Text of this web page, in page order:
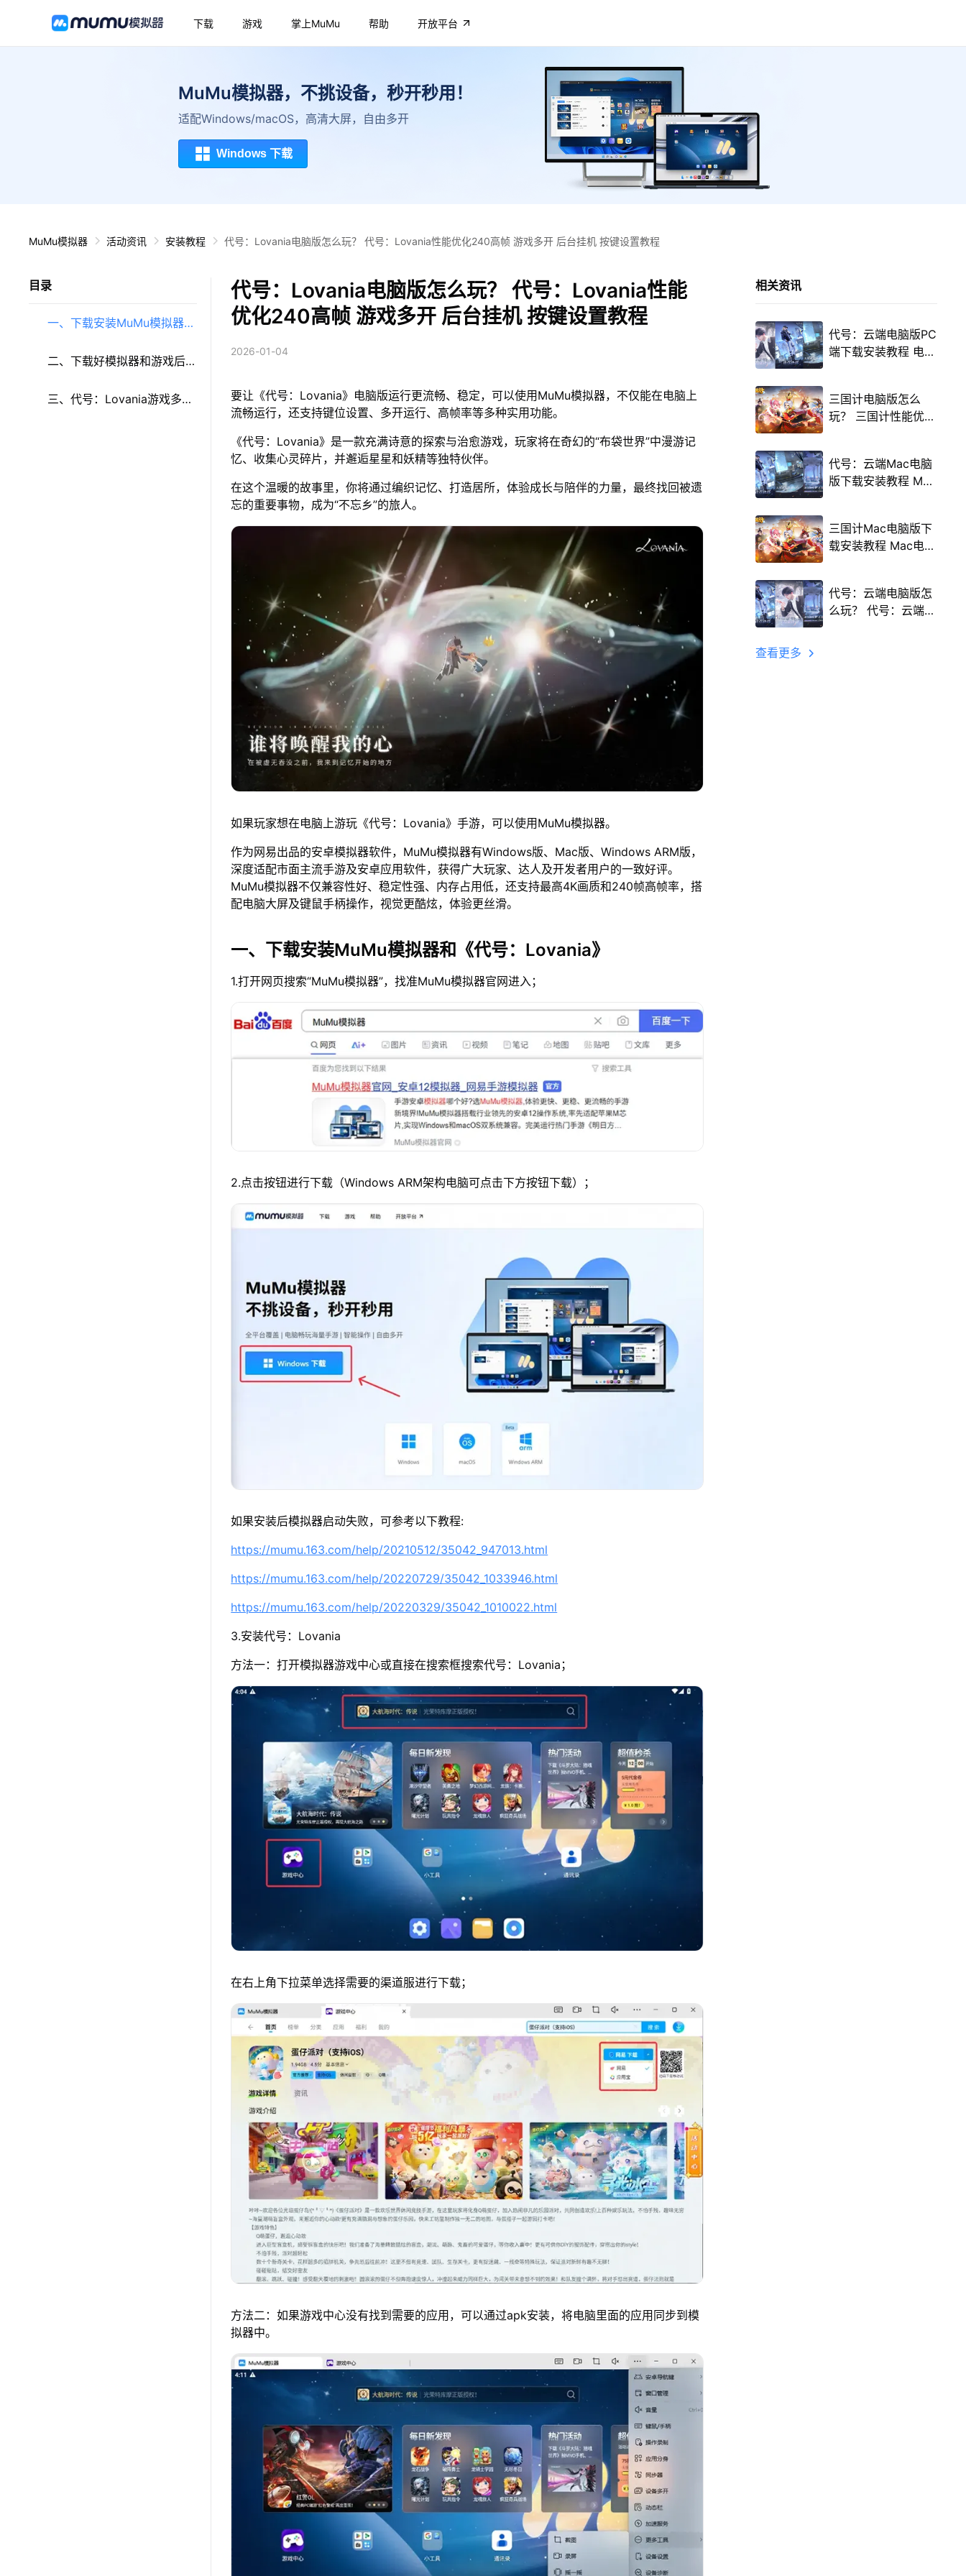
下载 游戏 掌上MuMu 帮助 开放平台
MuMu模拟器，不挑设备，秒开秒用！
适配Windows/macOS，高清大屏，自由多开
Windows 下载
MuMu模拟器 活动资讯 安装教程 代号：Lovania电脑版怎么玩？ 代号：Lovania性能优化240高帧 游戏多开 后台挂机 按键设置教程
目录
一、下载安装MuMu模拟器和
《代号：Lovania》
二、下载好模拟器和游戏后
再参考以下步骤进行设置：
三、代号：Lovania游戏多开
代号：Lovania电脑版怎么玩？ 代号：Lovania性能
优化240高帧 游戏多开 后台挂机 按键设置教程
2026-01-04
要让《代号：Lovania》电脑版运行更流畅、稳定，可以使用MuMu模拟器，不仅能在电脑上
流畅运行，还支持键位设置、多开运行、高帧率等多种实用功能。
《代号：Lovania》是一款充满诗意的探索与治愈游戏，玩家将在奇幻的“布袋世界”中漫游记
忆、收集心灵碎片，并邂逅星星和妖精等独特伙伴。
在这个温暖的故事里，你将通过编织记忆、打造居所，体验成长与陪伴的力量，最终找回被遗
忘的重要事物，成为“不忘乡”的旅人。
如果玩家想在电脑上游玩《代号：Lovania》手游，可以使用MuMu模拟器。
作为网易出品的安卓模拟器软件，MuMu模拟器有Windows版、Mac版、Windows ARM版，
深度适配市面主流手游及安卓应用软件，获得广大玩家、达人及开发者用户的一致好评。
MuMu模拟器不仅兼容性好、稳定性强、内存占用低，还支持最高4K画质和240帧高帧率，搭
配电脑大屏及键鼠手柄操作，视觉更酷炫，体验更丝滑。
一、下载安装MuMu模拟器和《代号：Lovania》
1.打开网页搜索“MuMu模拟器”，找准MuMu模拟器官网进入；
2.点击按钮进行下载（Windows ARM架构电脑可点击下方按钮下载）；
如果安装后模拟器启动失败，可参考以下教程:
https://mumu.163.com/help/20210512/35042_947013.html
https://mumu.163.com/help/20220729/35042_1033946.html
https://mumu.163.com/help/20220329/35042_1010022.html
3.安装代号：Lovania
方法一：打开模拟器游戏中心或直接在搜索框搜索代号：Lovania；
在右上角下拉菜单选择需要的渠道服进行下载；
方法二：如果游戏中心没有找到需要的应用，可以通过apk安装，将电脑里面的应用同步到模
拟器中。
相关资讯
代号：云端电脑版PC
端下载安装教程 电脑
三国计电脑版怎么
玩？ 三国计性能优化
程
代号：云端Mac电脑
版下载安装教程 Mac
三国计Mac电脑版下
载安装教程 Mac电脑
代号：云端电脑版怎
么玩？ 代号：云端性
查看更多